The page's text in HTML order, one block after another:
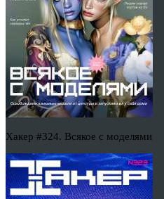
Хакер #324. Всякое с моделями